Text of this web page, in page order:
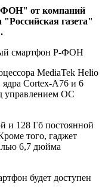
ФОН" от компаний
газета"
MediaTek Helio
Cortex-A76 и 6
управлением ОС
и 128 Гб постоянной
того, гаджет
6,7 дюйма
будет доступен